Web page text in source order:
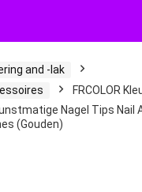
and -lak
FRCOLOR
Nagel Tips Nail
(Gouden)